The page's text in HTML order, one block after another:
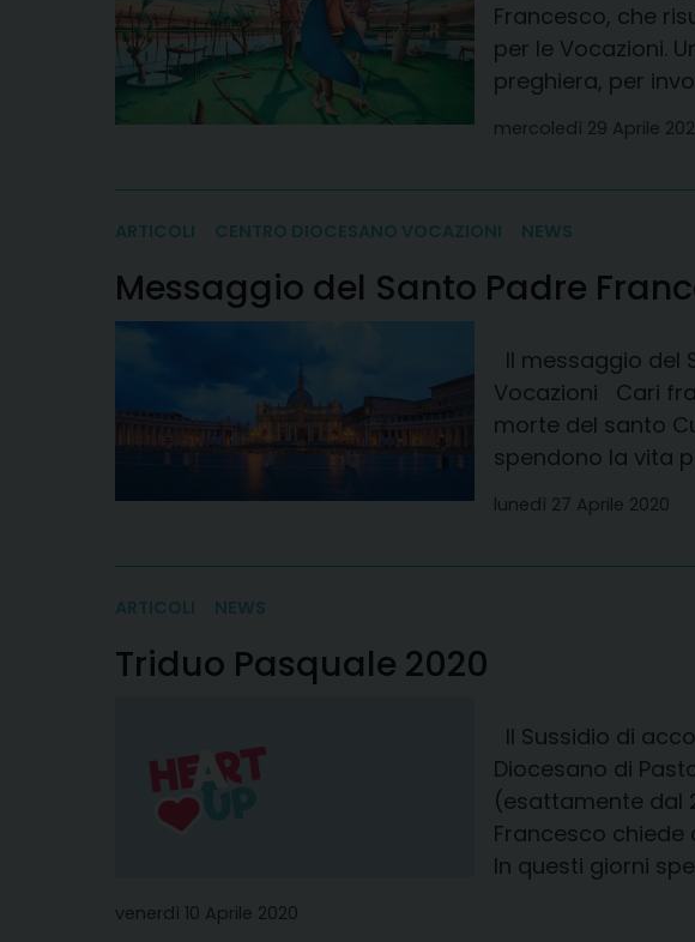
Francesco, che
per le Vocazioni.
preghiera, per
mercoledì 29 Aprile
ARTICOLI CENTRO DIOCESANO VOCAZIONI NEWS
Messaggio del Santo Padre
Il messaggio del
Vocazioni Cari
morte del santo
spendono la vita
lunedì 27 Aprile 2020
ARTICOLI NEWS
Triduo Pasquale 2020
Il Sussidio di
Diocesano di
(esattamente dal
Francesco chiede
In questi giorni
venerdì 10 Aprile 2020